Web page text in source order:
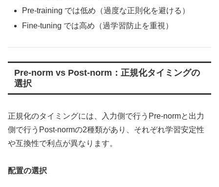
Pre-training では低め（過度な正則化を避ける）
Fine-tuning では高め（過学習防止を重視）
Pre-norm vs Post-norm：正規化タイミングの
選択
正規化のタイミングには、入力側で行うPre-normと出力
側で行うPost-normの2種類があり、それぞれ学習安定性
や互換性で利点が異なります。
配置の選択